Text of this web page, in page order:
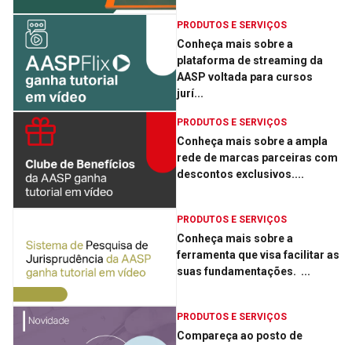
PRODUTOS E SERVIÇOS
Conheça mais sobre a
plataforma de streaming da
AASP voltada para cursos
jurí...
PRODUTOS E SERVIÇOS
Conheça mais sobre a ampla
rede de marcas parceiras com
descontos exclusivos....
PRODUTOS E SERVIÇOS
Conheça mais sobre a
ferramenta que visa facilitar as
suas fundamentações. ­ ...
PRODUTOS E SERVIÇOS
Compareça ao posto de